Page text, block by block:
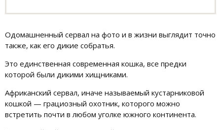
Одомашненный сервал на фото и в жизни выглядит точно
также, как его дикие собратья.
Это единственная современная кошка, все предки
которой были дикими хищниками.
Африканский сервал, иначе называемый кустарниковой
кошкой — грациозный охотник, которого можно
встретить почти в любом уголке южного континента.